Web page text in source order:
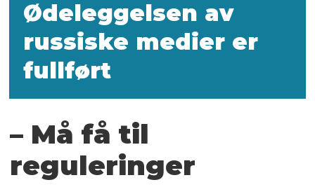
Ødeleggelsen av
russiske medier er
fullført
– Må få til
reguleringer